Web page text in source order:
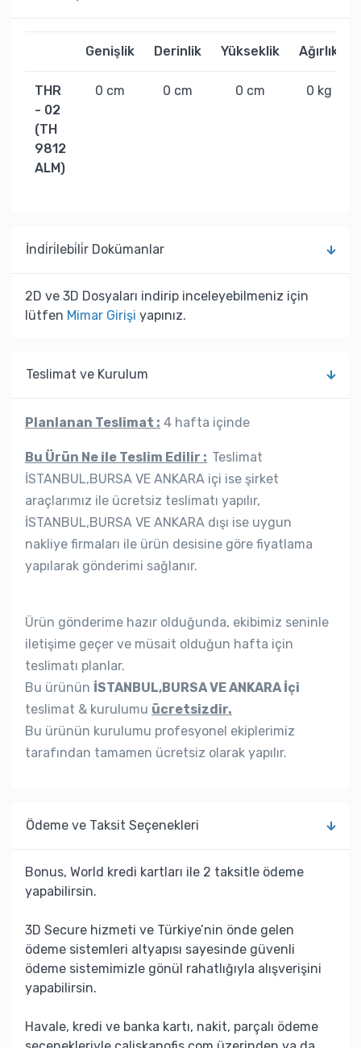
Genişlik Derinlik Yükseklik Ağırlık
THR
- 02
(TH
9812
ALM)
0 cm 0 cm 0 cm 0 kg
İndi̇ri̇lebi̇li̇r Dokümanlar
2D ve 3D Dosyaları indirip inceleyebilmeniz için
lütfen Mimar Girişi yapınız.
Teslimat ve Kurulum
Planlanan Teslimat : 4 hafta içinde
Bu Ürün Ne ile Teslim Edilir : Teslimat
İSTANBUL,BURSA VE ANKARA içi ise şirket
araçlarımız ile ücretsiz teslimatı yapılır,
İSTANBUL,BURSA VE ANKARA dışı ise uygun
nakliye firmaları ile ürün desisine göre fiyatlama
yapılarak gönderimi sağlanır.
Ürün gönderime hazır olduğunda, ekibimiz seninle
iletişime geçer ve müsait olduğun hafta için
teslimatı planlar.
Bu ürünün İSTANBUL,BURSA VE ANKARA İçi
teslimat & kurulumu ücretsizdir.
Bu ürünün kurulumu profesyonel ekiplerimiz
tarafından tamamen ücretsiz olarak yapılır.
Ödeme ve Taksit Seçenekleri
Bonus, World kredi kartları ile 2 taksitle ödeme
yapabilirsin.
3D Secure hizmeti ve Türkiye’nin önde gelen
ödeme sistemleri altyapısı sayesinde güvenli
ödeme sistemimizle gönül rahatlığıyla alışverişini
yapabilirsin.
Havale, kredi ve banka kartı, nakit, parçalı ödeme